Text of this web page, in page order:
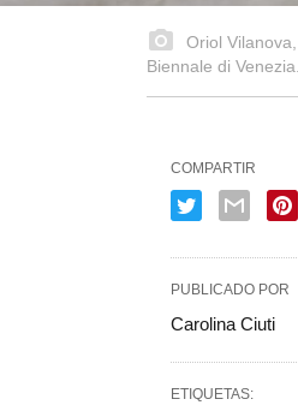
Oriol
Biennale di
COMPARTIR
PUBLICADO POR
Carolina Ciuti
ETIQUETAS: